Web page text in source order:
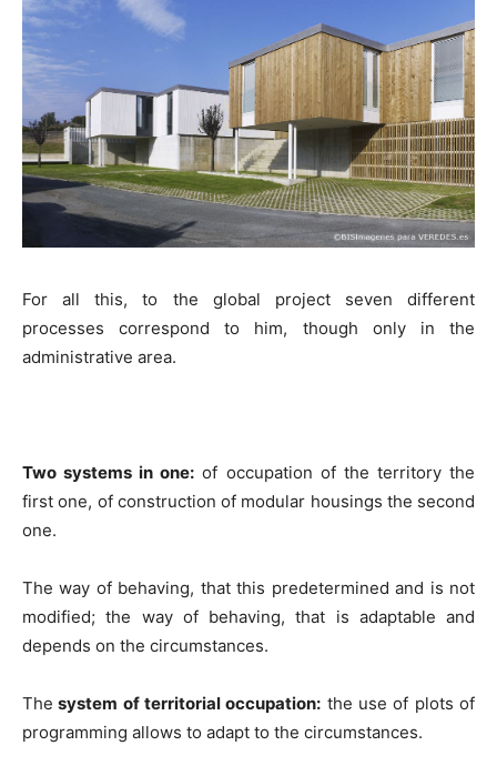
For all this, to the global project seven different
processes correspond to him, though only in the
administrative area.
Two systems in one: of occupation of the territory the
first one, of construction of modular housings the second
one.
The way of behaving, that this predetermined and is not
modified; the way of behaving, that is adaptable and
depends on the circumstances.
The system of territorial occupation: the use of plots of
programming allows to adapt to the circumstances.